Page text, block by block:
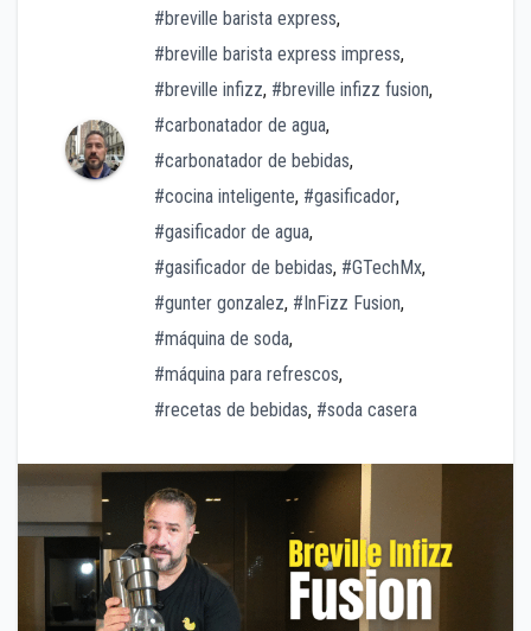
#breville barista express,
#breville barista express impress,
#breville infizz, #breville infizz fusion,
#carbonatador de agua,
#carbonatador de bebidas,
#cocina inteligente, #gasificador,
#gasificador de agua,
#gasificador de bebidas, #GTechMx,
#gunter gonzalez, #InFizz Fusion,
#máquina de soda,
#máquina para refrescos,
#recetas de bebidas, #soda casera